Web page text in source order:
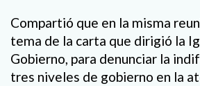
Compartió que en la misma
tema de la carta que dirigió la
Gobierno, para denunciar la
tres niveles de gobierno en la